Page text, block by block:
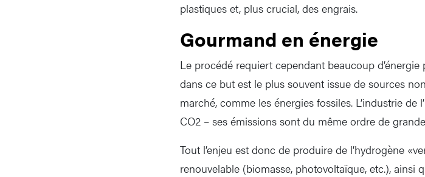
plastiques et, plus crucial, des engrais.
Gourmand en énergie
Le procédé requiert cependant beaucoup d’énergie
dans ce but est le plus souvent issue de sources
marché, comme les énergies fossiles. L’industrie
CO2 – ses émissions sont du même ordre de
Tout l’enjeu est donc de produire de l’hydrogène
renouvelable (biomasse, photovoltaïque, etc.), ainsi